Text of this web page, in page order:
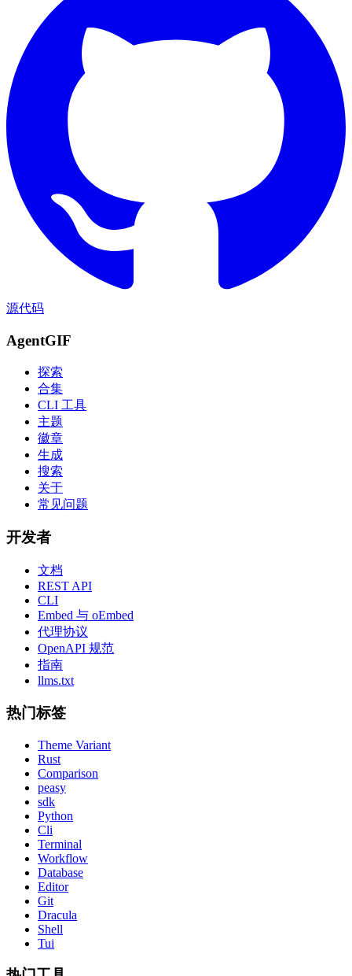
源代码
AgentGIF
探索
合集
CLI 工具
主题
徽章
生成
搜索
关于
常见问题
开发者
文档
REST API
CLI
Embed 与 oEmbed
代理协议
OpenAPI 规范
指南
llms.txt
热门标签
Theme Variant
Rust
Comparison
peasy
sdk
Python
Cli
Terminal
Workflow
Database
Editor
Git
Dracula
Shell
Tui